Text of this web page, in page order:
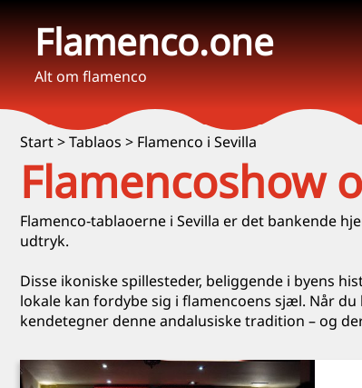
Flamenco.one
Alt om flamenco
Start>Tablaos > Flamenco i Sevilla
Flamencoshow
Flamenco‑tablaoerne i Sevilla er det bankende
udtryk.
Disse ikoniske spillesteder, beliggende i byens
lokale kan fordybe sig i flamencoens sjæl. Når
kendetegner denne andalusiske tradition – og